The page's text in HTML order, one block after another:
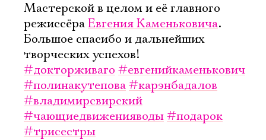
Мастерской в целом и её главного
режиссёраЕвгения Каменьковича.
Большое спасибо и дальнейших
творческих успехов!
#докторживаго #евгенийкаменькович
#полинакутепова#карэнбадалов
#владимирсвирский
#чающиедвиженияводы#подарок
#трисестры